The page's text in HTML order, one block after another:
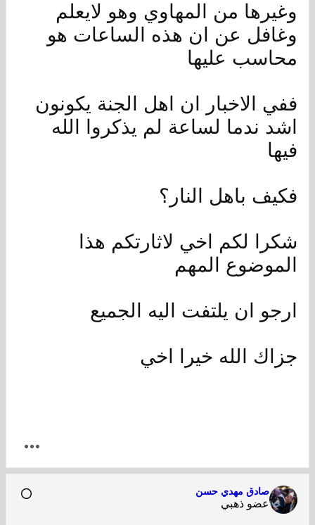
وغيرها من المهاوي وهو لايعلم
وغافل عن ان هذه الساعات هو
محاسب عليها
ففي الاخبار ان اهل الجنة يكونون
اشد ندما لساعة لم يذكروا الله
فيها
فكيف باهل النار؟
شكرا لكم اخي لاثارتكم هذا
الموضوع المهم
ارجو ان يلتفت اليه الجميع
جزاك الله خيرا اخي
صادق مهدي حسن
عضو ذهبي